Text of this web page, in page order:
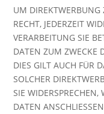
UM DIREKTWERBUNG
RECHT, JEDERZEIT
VERARBEITUNG SIE
DATEN ZUM ZWECKE
DIES GILT AUCH FÜR
SOLCHER
SIE
DATEN